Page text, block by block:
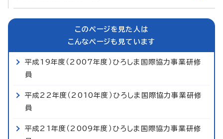
このページを見た人は
こんなページも見ています
平成19年度（2007年度）ひろしま国際協力事業研修
員
平成22年度（2010年度）ひろしま国際協力事業研修
員
平成21年度（2009年度）ひろしま国際協力事業研修